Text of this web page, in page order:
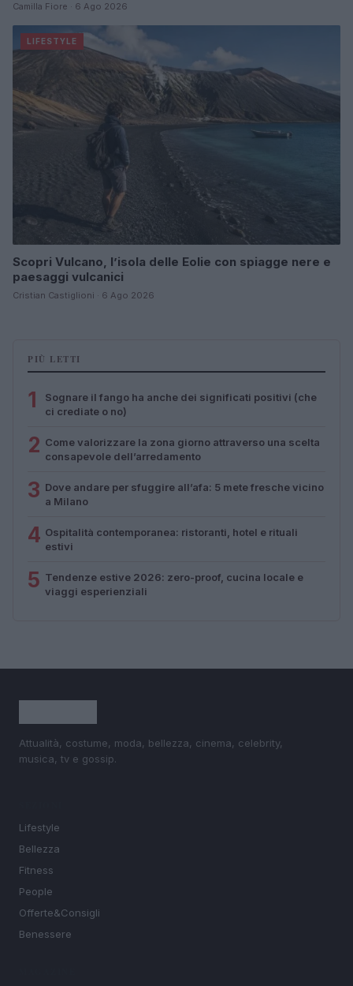
Camilla Fiore · 6 Ago 2026
LIFESTYLE
Scopri Vulcano, l’isola delle Eolie con spiagge nere e
paesaggi vulcanici
Cristian Castiglioni · 6 Ago 2026
PIÙ LETTI
1
Sognare il fango ha anche dei significati positivi (che
ci crediate o no)
2 Come valorizzare la zona giorno attraverso una scelta
consapevole dell’arredamento
3 Dove andare per sfuggire all’afa: 5 mete fresche vicino
a Milano
4 Ospitalità contemporanea: ristoranti, hotel e rituali
estivi
5 Tendenze estive 2026: zero-proof, cucina locale e
viaggi esperienziali
Attualità, costume, moda, bellezza, cinema, celebrity,
musica, tv e gossip.
Lifestyle
Bellezza
Fitness
People
Offerte&Consigli
Benessere